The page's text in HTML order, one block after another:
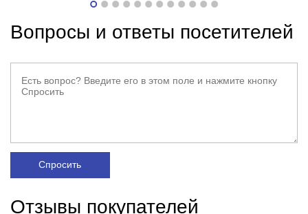
Вопросы и ответы посетителей
Спросить
Отзывы покупателей